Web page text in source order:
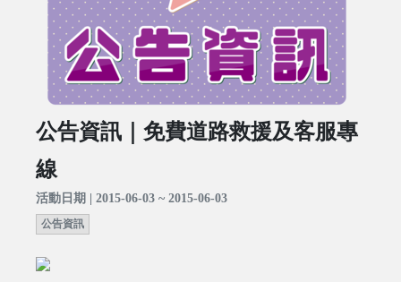
公告資訊｜免費道路救援及客服專
線
活動日期 | 2015-06-03 ~ 2015-06-03
公告資訊